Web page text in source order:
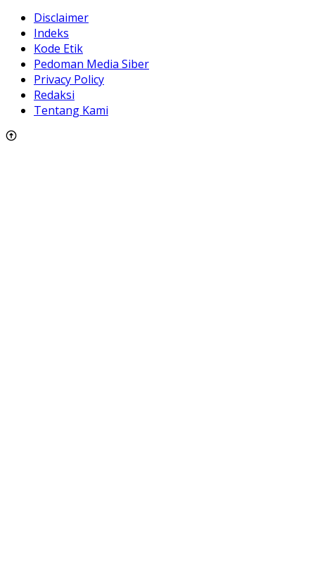
Disclaimer
Indeks
Kode Etik
Pedoman Media Siber
Privacy Policy
Redaksi
Tentang Kami